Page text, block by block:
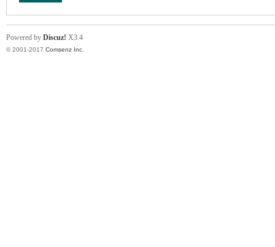
Powered by Discuz! X3.4
© 2001-2017 Comsenz Inc.